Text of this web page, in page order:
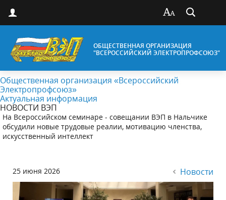
ОБЩЕСТВЕННАЯ ОРГАНИЗАЦИЯ
"ВСЕРОССИЙСКИЙ ЭЛЕКТРОПРОФСОЮЗ"
Общественная организация «Всероссийский
Электропрофсоюз»
Актуальная информация
НОВОСТИ ВЭП
На Всероссийском семинаре - совещании ВЭП в Нальчике
обсудили новые трудовые реалии, мотивацию членства,
искусственный интеллект
25 июня 2026 Новости